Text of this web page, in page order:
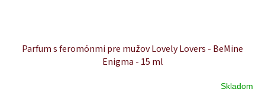
Parfum s feromónmi pre mužov Lovely Lovers - BeMine
Enigma - 15 ml
Skladom